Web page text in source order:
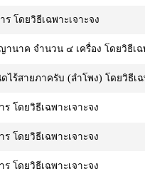
โดยวิธีเฉพาะเจาะจง
นาค จำนวน ๔ เครื่อง โดยวิธีเฉ
ไร้สายภาครับ (ลำโพง) โดยวิธีเฉ
โดยวิธีเฉพาะเจาะจง
โดยวิธีเฉพาะเจาะจง
โดยวิธีเฉพาะเจาะจง